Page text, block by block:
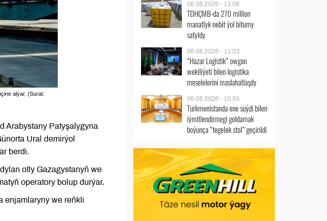
alýar. (Surat:
Arabystany Patyşalygyna
Ural demirýol
berdi.
otly Gazagystanyň we
operatory bolup durýar.
enjamlaryny we reňkli
06.08.2026 - 11:06
TDHÇMB-da 270 million
manatlyk nebit ýol bitumy
satyldy
06.08.2026 - 11:03
“Hazar Logistik” owgan
wekiliýeti bilen logistika
meselelerini maslahatlaşdy
06.08.2026 - 10:55
Türkmenistanda ene süýdi bilen
iýmitlendirmegi goldamak
boýunça “tegelek stol” geçirildi